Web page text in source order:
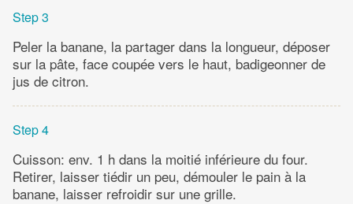
Step 3
Peler la banane, la partager dans la longueur, déposer
sur la pâte, face coupée vers le haut, badigeonner de
jus de citron.
Step 4
Cuisson: env. 1 h dans la moitié inférieure du four.
Retirer, laisser tiédir un peu, démouler le pain à la
banane, laisser refroidir sur une grille.